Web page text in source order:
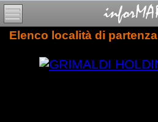
Elenco località di partenza